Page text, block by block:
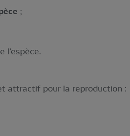
;
l’espèce.
attractif pour la reproduction :